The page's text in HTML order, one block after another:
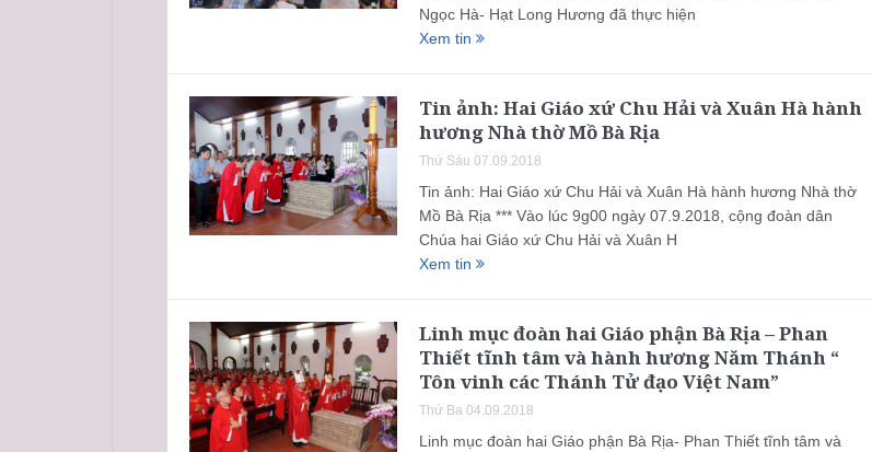
Ngọc Hà- Hạt Long Hương đã thực hiện
Xem tin
Tin ảnh: Hai Giáo xứ Chu Hải và Xuân Hà hành
hương Nhà thờ Mồ Bà Rịa
Thứ Sáu 07.09.2018
Tin ảnh: Hai Giáo xứ Chu Hải và Xuân Hà hành hương Nhà thờ
Mồ Bà Rịa *** Vào lúc 9g00 ngày 07.9.2018, cộng đoàn dân
Chúa hai Giáo xứ Chu Hải và Xuân H
Xem tin
Linh mục đoàn hai Giáo phận Bà Rịa – Phan
Thiết tĩnh tâm và hành hương Năm Thánh “
Tôn vinh các Thánh Tử đạo Việt Nam”
Thứ Ba 04.09.2018
Linh mục đoàn hai Giáo phận Bà Rịa- Phan Thiết tĩnh tâm và